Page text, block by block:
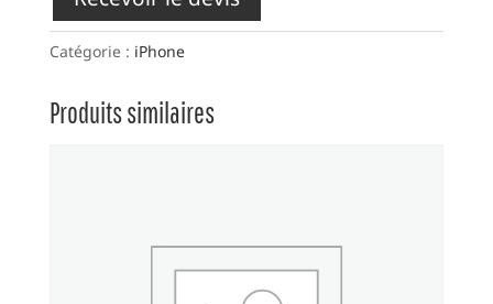
Catégorie : iPhone
Produits similaires